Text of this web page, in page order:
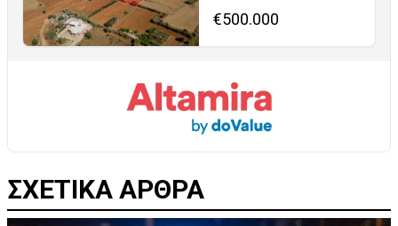
€500.000
ΣΧΕΤΙΚΑ ΑΡΘΡΑ